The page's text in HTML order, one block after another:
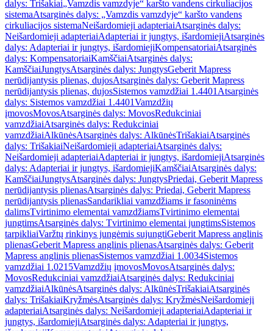
dalys: Trišakiai„Vamzdis vamzdyje“ karšto vandens cirkuliacijos
sistemaAtsarginės dalys: „Vamzdis vamzdyje“ karšto vandens
cirkuliacijos sistemaNeišardomieji adapteriaiAtsarginės dalys:
Neišardomieji adapteriaiAdapteriai ir jungtys, išardomiejiAtsarginės
dalys: Adapteriai ir jungtys, išardomiejiKompensatoriaiAtsarginės
dalys: KompensatoriaiKamščiaiAtsarginės dalys:
KamščiaiJungtysAtsarginės dalys: JungtysGeberit Mapress
nerūdijantysis plienas, dujosAtsarginės dalys: Geberit Mapress
nerūdijantysis plienas, dujosSistemos vamzdžiai 1.4401 Atsarginės
dalys: Sistemos vamzdžiai 1.4401Vamzdžių
įmovosMovosAtsarginės dalys: MovosRedukciniai
vamzdžiaiAtsarginės dalys: Redukciniai
vamzdžiaiAlkūnėsAtsarginės dalys: AlkūnėsTrišakiaiAtsarginės
dalys: TrišakiaiNeišardomieji adapteriaiAtsarginės dalys:
Neišardomieji adapteriaiAdapteriai ir jungtys, išardomiejiAtsarginės
dalys: Adapteriai ir jungtys, išardomiejiKamščiaiAtsarginės dalys:
KamščiaiJungtysAtsarginės dalys: JungtysPriedai, Geberit Mapress
nerūdijantysis plienasAtsarginės dalys: Priedai, Geberit Mapress
nerūdijantysis plienasSandarikliai vamzdžiams ir fasoninėms
dalimsTvirtinimo elementai vamzdžiamsTvirtinimo elementai
jungtimsAtsarginės dalys: Tvirtinimo elementai jungtimsSistemos
tarpikliaiVaržtų rinkinys jungėmis sujungtiGeberit Mapress anglinis
plienasGeberit Mapress anglinis plienasAtsarginės dalys: Geberit
Mapress anglinis plienasSistemos vamzdžiai 1.0034Sistemos
vamzdžiai 1.0215Vamzdžių įmovosMovosAtsarginės dalys:
MovosRedukciniai vamzdžiaiAtsarginės dalys: Redukciniai
vamzdžiaiAlkūnėsAtsarginės dalys: AlkūnėsTrišakiaiAtsarginės
dalys: TrišakiaiKryžmėsAtsarginės dalys: KryžmėsNeišardomieji
adapteriaiAtsarginės dalys: Neišardomieji adapteriaiAdapteriai ir
jungtys, išardomiejiAtsarginės dalys: Adapteriai ir jungtys,